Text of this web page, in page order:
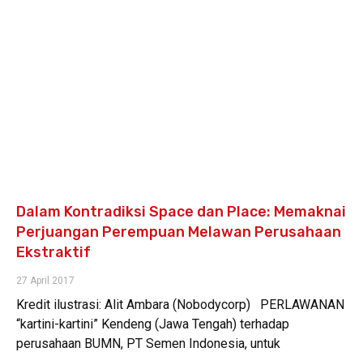
Dalam Kontradiksi Space dan Place: Memaknai
Perjuangan Perempuan Melawan Perusahaan
Ekstraktif
27 April 2017
Kredit ilustrasi: Alit Ambara (Nobodycorp) PERLAWANAN
“kartini-kartini” Kendeng (Jawa Tengah) terhadap
perusahaan BUMN, PT Semen Indonesia, untuk